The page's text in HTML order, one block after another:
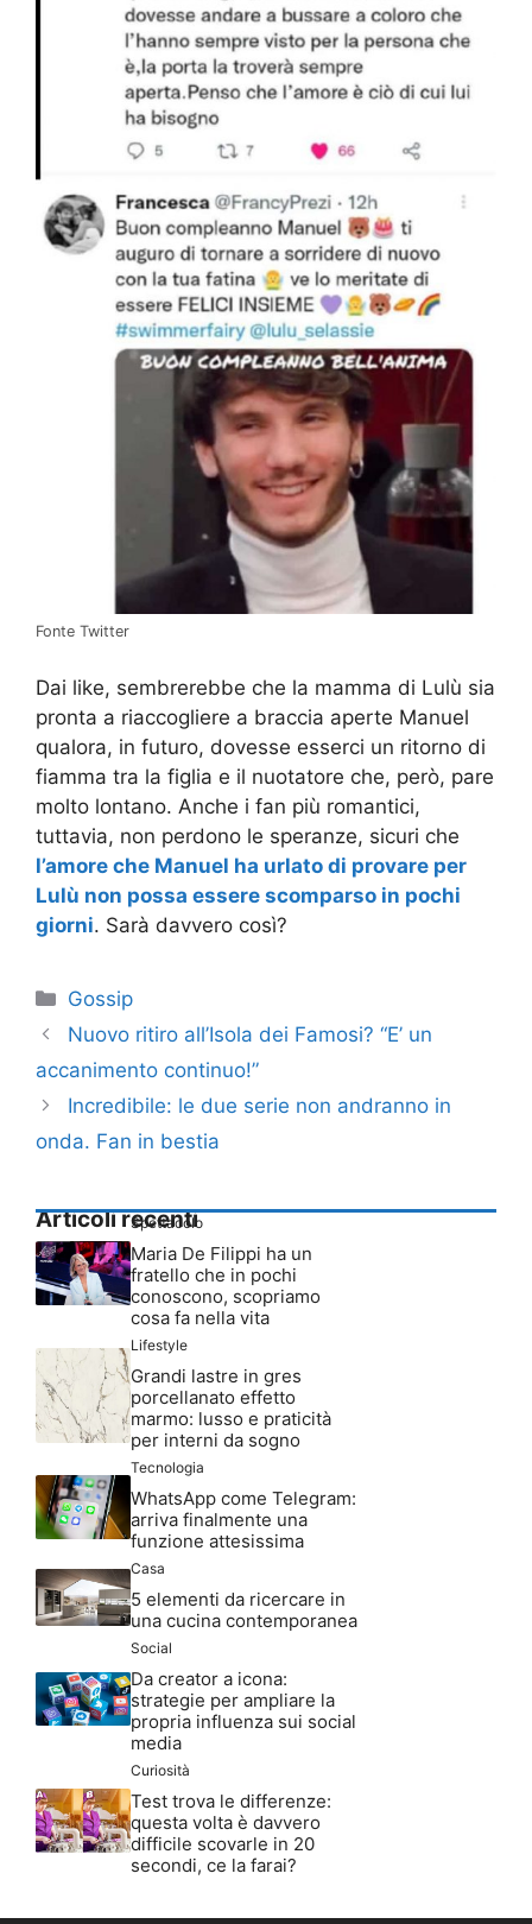
Fonte Twitter
Dai like, sembrerebbe che la mamma di Lulù sia
pronta a riaccogliere a braccia aperte Manuel
qualora, in futuro, dovesse esserci un ritorno di
fiamma tra la figlia e il nuotatore che, però, pare
molto lontano. Anche i fan più romantici,
tuttavia, non perdono le speranze, sicuri che
l’amore che Manuel ha urlato di provare per
Lulù non possa essere scomparso in pochi
giorni. Sarà davvero così?
Categorie
Gossip
Nuovo ritiro all’Isola dei Famosi? “E’ un
accanimento continuo!”
Incredibile: le due serie non andranno in
onda. Fan in bestia
Articoli recenti
Spettacolo
Maria De Filippi ha un
fratello che in pochi
conoscono, scopriamo
cosa fa nella vita
Lifestyle
Grandi lastre in gres
porcellanato effetto
marmo: lusso e praticità
per interni da sogno
Tecnologia
WhatsApp come Telegram:
arriva finalmente una
funzione attesissima
Casa
5 elementi da ricercare in
una cucina contemporanea
Social
Da creator a icona:
strategie per ampliare la
propria influenza sui social
media
Curiosità
Test trova le differenze:
questa volta è davvero
difficile scovarle in 20
secondi, ce la farai?